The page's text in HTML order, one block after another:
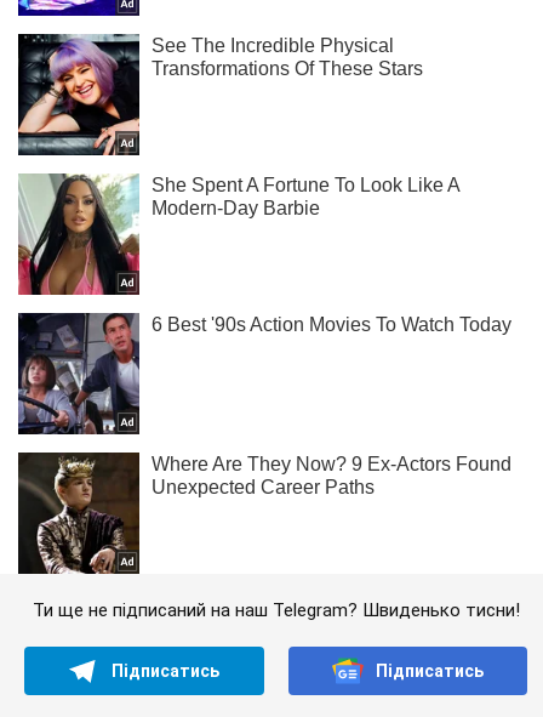
Ти ще не підписаний на наш Telegram? Швиденько тисни!
Підписатись Підписатись